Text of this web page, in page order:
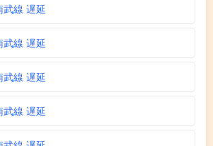
武線 遅延
武線 遅延
武線 遅延
武線 遅延